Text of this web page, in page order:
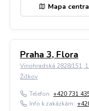
Mapa centra
Praha 3, Flora
Vinohradská 2828/151,
Žižkov
Telefon: +420 731
Info k zakázkám: